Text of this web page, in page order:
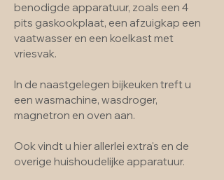
benodigde apparatuur, zoals een 4
pits gaskookplaat, een afzuigkap een
vaatwasser en een koelkast met
vriesvak.
In de naastgelegen bijkeuken treft u
een wasmachine, wasdroger,
magnetron en oven aan.
Ook vindt u hier allerlei extra's en de
overige huishoudelijke apparatuur.